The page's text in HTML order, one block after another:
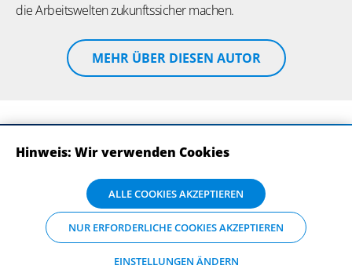
die Arbeitswelten zukunftssicher machen.
MEHR ÜBER DIESEN AUTOR
Hinweis: Wir verwenden Cookies
ALLE COOKIES AKZEPTIEREN
NUR ERFORDERLICHE COOKIES AKZEPTIEREN
EINSTELLUNGEN ÄNDERN
Wir verwenden Cookies auf dieser Website. Bitte stimmen Sie mit Klick
auf „Alle Cookies akzeptieren“ der Verarbeitung und Weitergabe Ihrer
Daten an Drittanbieter zu, damit wir Ihnen die bestmögliche
Nutzererfahrung auf unserer Website bieten können. Einzelheiten zu
den Arten der Cookies und ihrem Zweck finden Sie unter
„Einstellungen ändern“, wo sie auch Ihre bevorzugten Einstellungen